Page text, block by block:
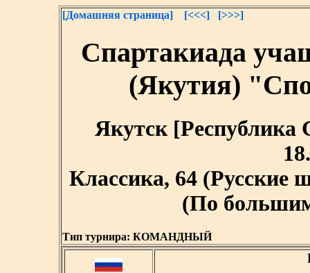
[Домашняя страница] [<<<] [>>>]
Спартакиада
(Якутия)
Якутск [Республика
Классика, 64 (Русские
(По
Тип турнира: КОМАНДНЫЙ